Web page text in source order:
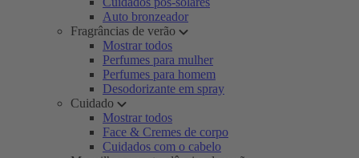
Auto bronzeador
Fragrâncias de verão
Mostrar todos
Perfumes para mulher
Perfumes para homem
Desodorizante em spray
Cuidado
Mostrar todos
Face & Cremes de corpo
Cuidados com o cabelo